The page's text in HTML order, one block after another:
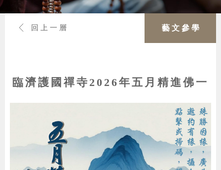
影音
山道景點
頂禮萬佛迎新春
藝文參學
回上一層 藝文參學
臨濟護國禪寺2026年五月精進佛一